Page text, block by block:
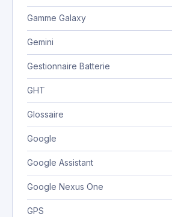
Gamme Galaxy
Gemini
Gestionnaire Batterie
GHT
Glossaire
Google
Google Assistant
Google Nexus One
GPS